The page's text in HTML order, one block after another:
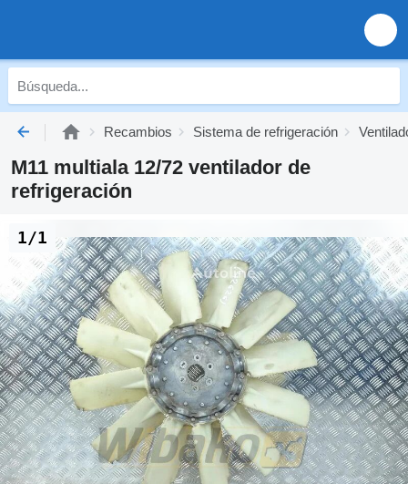
Recambios Sistema de refrigeración
M11 multiala 12/72 ventilador de
refrigeración
1/1